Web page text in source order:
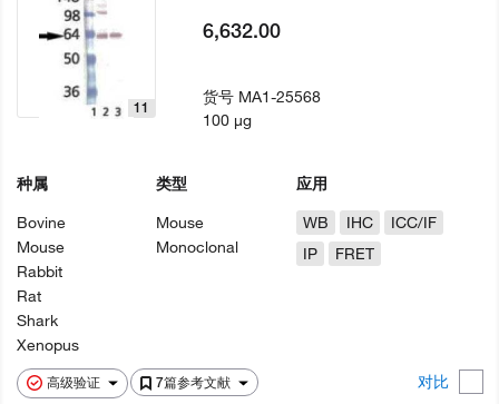
高级验证 7篇参考文献 对比
11
种属
Bovine
Mouse
Rabbit
Rat
Shark
Xenopus
类型
Mouse
Monoclonal
应用
WB
IHC
ICC/IF
IP
FRET
6,632.00
货号 MA1-25568
100 µg